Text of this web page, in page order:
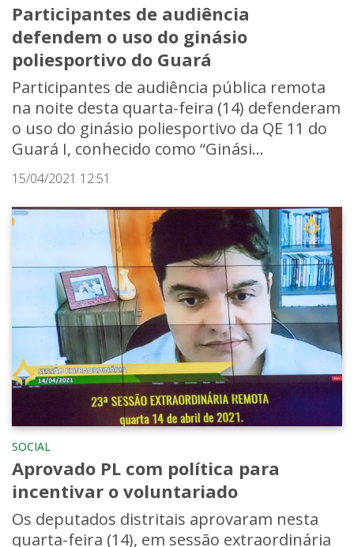
Participantes de audiência
defendem o uso do ginásio
poliesportivo do Guará
Participantes de audiência pública remota
na noite desta quarta-feira (14) defenderam
o uso do ginásio poliesportivo da QE 11 do
Guará I, conhecido como “Ginási...
15/04/2021 12:51
SOCIAL
Aprovado PL com política para
incentivar o voluntariado
Os deputados distritais aprovaram nesta
quarta-feira (14), em sessão extraordinária